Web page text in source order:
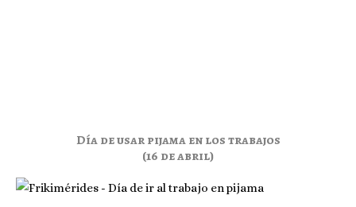
Día de usar pijama en los trabajos
(16 de abril)